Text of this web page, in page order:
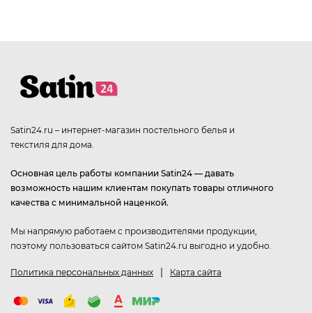
Satin24.ru – интернет-магазин постельного белья и
текстиля для дома.
Основная цель работы компании Satin24 — давать
возможность нашим клиентам покупать товары отличного
качества с минимальной наценкой.
Мы напрямую работаем с производителями продукции,
поэтому пользоваться сайтом Satin24.ru выгодно и удобно.
Политика персональных данных | Карта сайта